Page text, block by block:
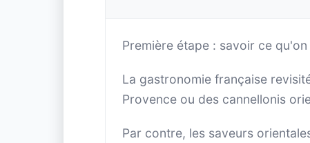
Première étape : savoir ce
La gastronomie française
Provence ou des cannellonis
Par contre, les saveurs